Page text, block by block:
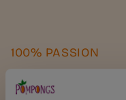
100% PASSION
Was sind